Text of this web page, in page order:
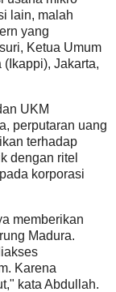
lain, malah
yang
Ketua Umum
Jakarta,
UKM
perputaran uang
terhadap
dengan ritel
korporasi
memberikan
Madura.
Karena
kata Abdullah.